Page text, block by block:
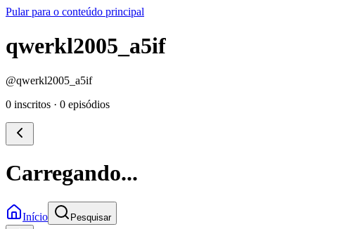
Pular para o conteúdo principal
qwerkl2005_a5if
@qwerkl2005_a5if
0 inscritos · 0 episódios
Carregando...
Início Pesquisar